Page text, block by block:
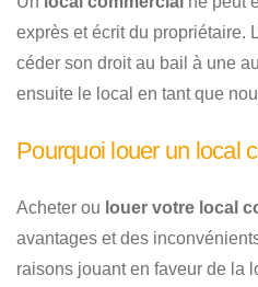
exprès et écrit du propriétaire.
céder son droit au bail à une
ensuite le local en tant que
Pourquoi louer un local
Acheter ou louer votre local
avantages et des
raisons jouant en faveur de la